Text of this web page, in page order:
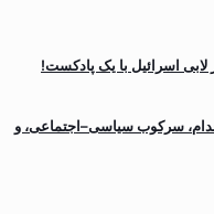
شکست ۳۲ میلیون دلار لابی اسرائیل با یک پادکست!
سرکوب سیاسی–اجتماعی، و